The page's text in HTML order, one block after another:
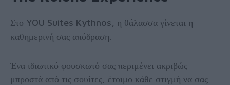
Στο YOU Suites Kythnos, η θάλασσα γίνεται η
καθημερινή σας απόδραση.
Ένα ιδιωτικό φουσκωτό σας περιμένει ακριβώς
μπροστά από τις σουίτες, έτοιμο κάθε στιγμή να σας